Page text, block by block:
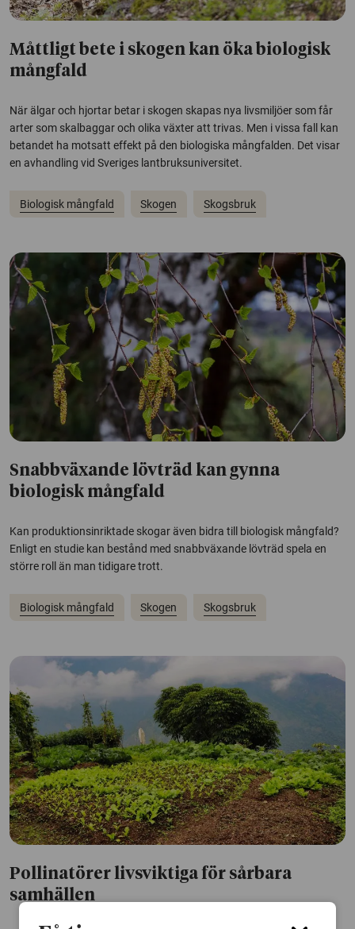
Måttligt bete i skogen kan öka biologisk
mångfald
När älgar och hjortar betar i skogen skapas nya livsmiljöer som får
arter som skalbaggar och olika växter att trivas. Men i vissa fall kan
betandet ha motsatt effekt på den biologiska mångfalden. Det visar
en avhandling vid Sveriges lantbruksuniversitet.
Biologisk mångfald Skogen Skogsbruk
Snabbväxande lövträd kan gynna
biologisk mångfald
Kan produktionsinriktade skogar även bidra till biologisk mångfald?
Enligt en studie kan bestånd med snabbväxande lövträd spela en
större roll än man tidigare trott.
Biologisk mångfald Skogen Skogsbruk
Pollinatörer livsviktiga för sårbara
samhällen